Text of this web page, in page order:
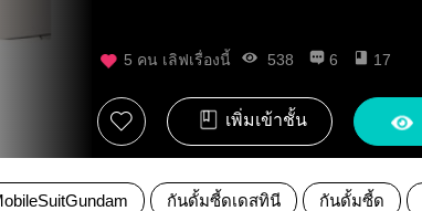
5 คน เลิฟเรื่องนี้ 538 6 17
เพิ่มเข้าชั้น
กันดั้มซี้ดเดสทินี กันดั้มซี้ด